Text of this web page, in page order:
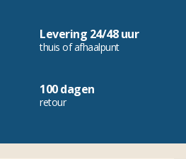
Levering 24/48 uur
thuis of afhaalpunt
100 dagen
retour